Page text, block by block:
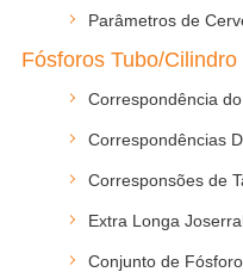
Parâmetros de
Fósforos Tubo/Cilindro
Correspondência
Correspondências
Corresponsões de
Extra Longa
Conjunto de